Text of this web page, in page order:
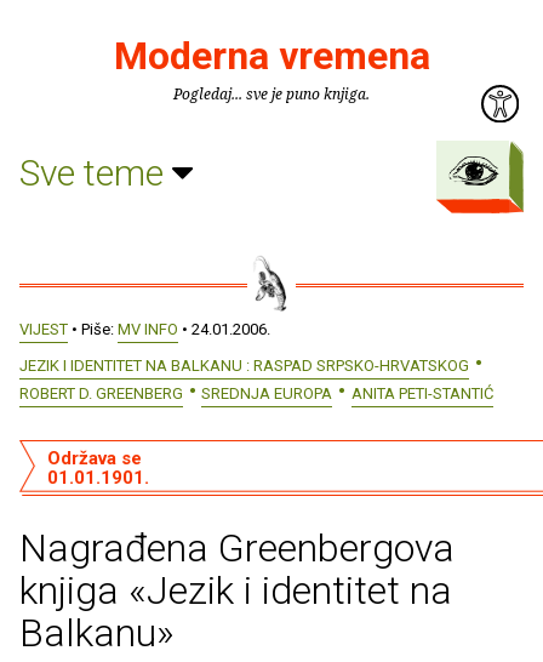
Moderna vremena
Pogledaj... sve je puno knjiga.
Sve teme
VIJEST • Piše: MV INFO • 24.01.2006.
JEZIK I IDENTITET NA BALKANU : RASPAD SRPSKO-HRVATSKOG
ROBERT D. GREENBERG
SREDNJA EUROPA ANITA PETI-STANTIĆ
Nagrađena Greenbergova
knjiga «Jezik i identitet na
Balkanu»
Održava se
01.01.1901.